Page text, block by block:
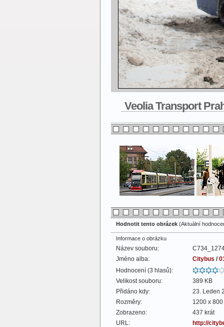
Veolia Transport
Hodnotit tento obrázek (Aktuální
Informace o obrázku
Název souboru:
Jméno alba:
Citybus /
Hodnocení (3 hlasů):
Velikost souboru:
389 KB
Přidáno kdy:
23. Leden
Rozměry:
1200 x
Zobrazeno:
437 krát
URL:
http://